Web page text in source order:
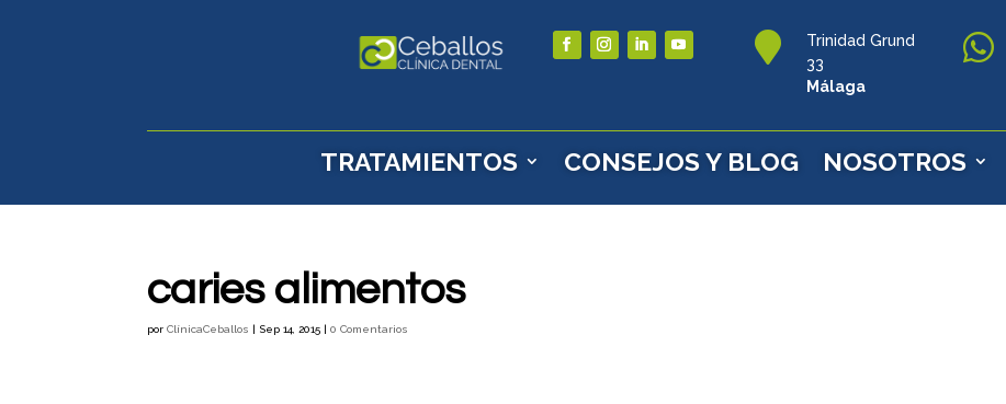

Trinidad Grund
33
Málaga

TRATAMIENTOS CONSEJOS Y BLOG NOSOTROS
caries alimentos
porClínicaCeballos | Sep 14, 2015 |0 Comentarios